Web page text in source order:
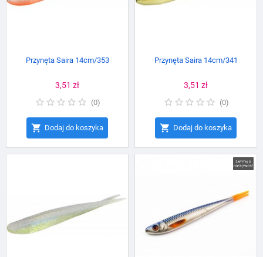
Przynęta Saira 14cm/353
Cena
3,51 zł
(0)
 Dodaj do koszyka
Przynęta Saira 14cm/341
Cena
3,51 zł
(0)
 Dodaj do koszyka